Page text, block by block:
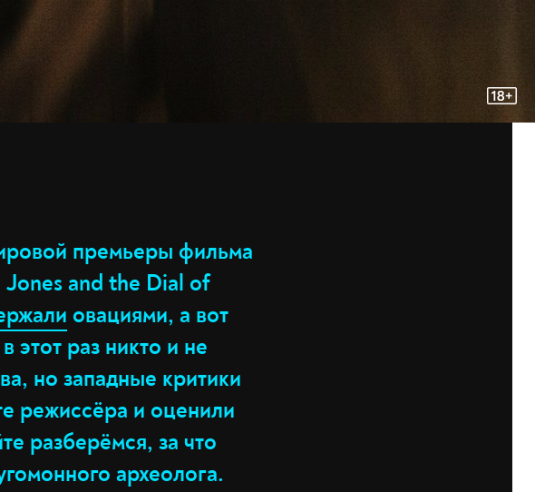
премьеры фильма
and the Dial of
овациями, а вот
этот раз никто и не
но западные критики
режиссёра и оценили
разберёмся, за что
археолога.